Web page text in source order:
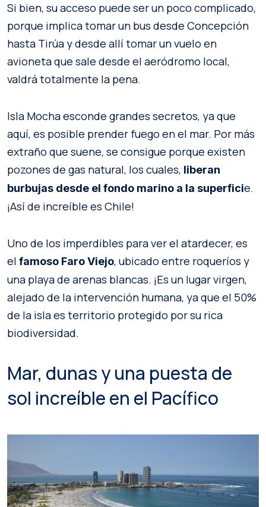
Si bien, su acceso puede ser un poco complicado,
porque implica tomar un bus desde Concepción
hasta Tirúa y desde allí tomar un vuelo en
avioneta que sale desde el aeródromo local,
valdrá totalmente la pena.
Isla Mocha esconde grandes secretos, ya que
aquí, es posible prender fuego en el mar. Por más
extraño que suene, se consigue porque existen
pozones de gas natural, los cuales, liberan
burbujas desde el fondo marino a la superficie.
¡Así de increíble es Chile!
Uno de los imperdibles para ver el atardecer, es
el famoso Faro Viejo, ubicado entre roqueríos y
una playa de arenas blancas. ¡Es un lugar virgen,
alejado de la intervención humana, ya que el 50%
de la isla es territorio protegido por su rica
biodiversidad.
Mar, dunas y una puesta de
sol increíble en el Pacífico